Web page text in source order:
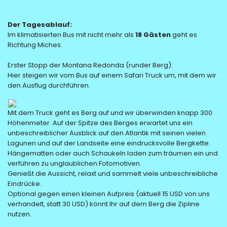
Der Tagesablauf:
Im klimatisierten Bus mit nicht mehr als 18 Gästengeht es
Richtung Miches.
Erster Stopp der Montana Redonda (runder Berg):
Hier steigen wir vom Bus auf einem Safari Truck um, mit dem wir
den Ausflug durchführen.
Mit dem Truck geht es Berg auf und wir überwinden knapp 300
Höhenmeter. Auf der Spitze des Berges erwartet uns ein
unbeschreiblicher Ausblick auf den Atlantik mit seinen vielen
Lagunen und auf der Landseite eine eindrucksvolle Bergkette.
Hängematten oder auch Schaukeln laden zum träumen ein und
verführen zu unglaublichen Fotomotiven.
Genießt die Aussicht, relaxt und sammelt viele unbeschreibliche
Eindrücke.
Optional gegen einen kleinen Aufpreis (aktuell 15 USD von uns
verhandelt, statt 30 USD) könnt Ihr auf dem Berg die Zipline
nutzen.